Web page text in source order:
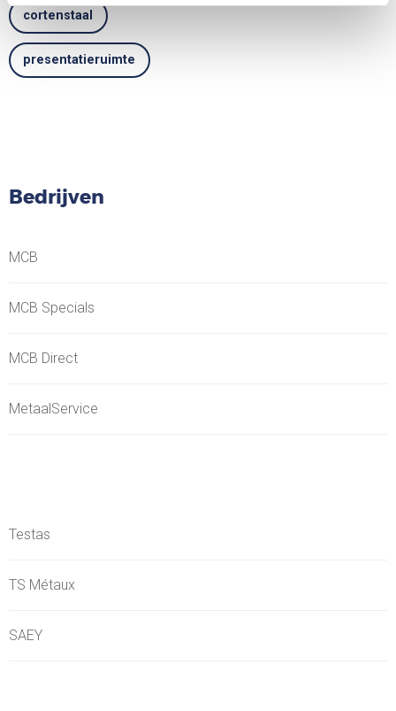
cortenstaal
presentatieruimte
Bedrijven
MCB
MCB Specials
MCB Direct
MetaalService
Testas
TS Métaux
SAEY